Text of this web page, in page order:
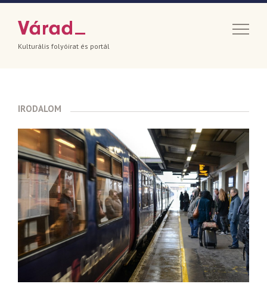
Kulturális folyóirat és portál
IRODALOM